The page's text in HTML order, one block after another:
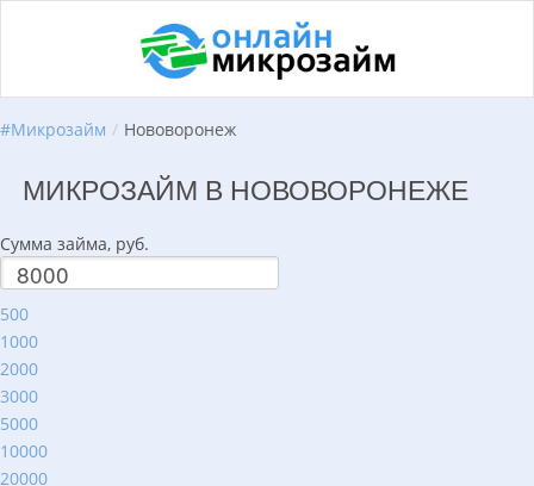
#Микрозайм / Нововоронеж
МИКРОЗАЙМ В НОВОВОРОНЕЖЕ
Сумма займа, руб.
500
1000
2000
3000
5000
10000
20000